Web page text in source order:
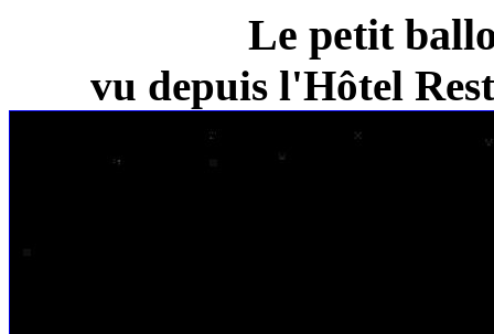
Le petit
vu depuis l'Hôtel